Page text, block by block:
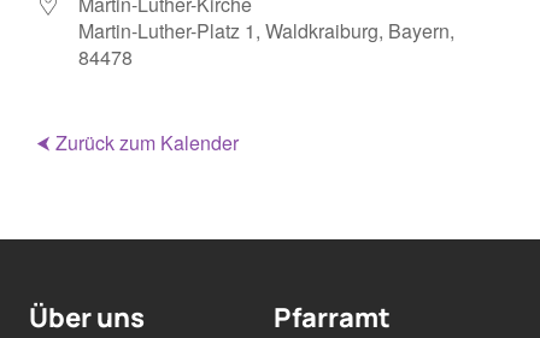
Martin-Luther-Platz 1, Waldkraiburg, Bayern,
84478
⮜ Zurück zum Kalender
Über uns Pfarramt